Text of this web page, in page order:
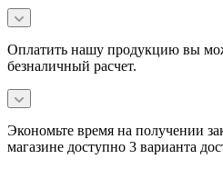
Оплатить нашу продукцию вы
безналичный расчет.
Экономьте время на получении
магазине доступно 3 варианта